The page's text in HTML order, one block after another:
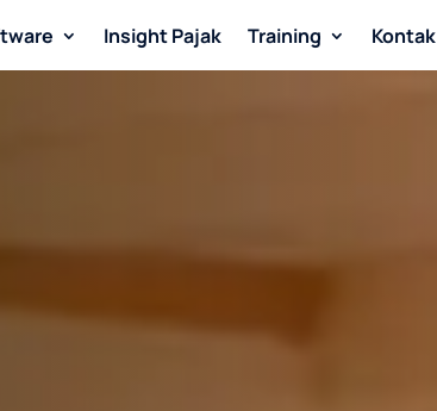
Insight Pajak Training Kontak